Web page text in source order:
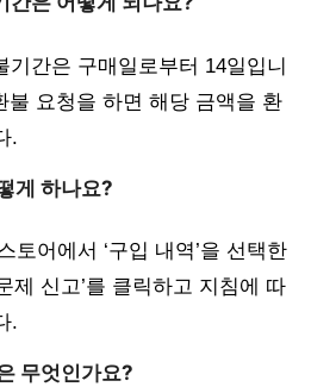
기간은 구매일로부터 14일입니
불 요청을 하면 해당 금액을 환
.
게 하나요?
토어에서 ‘구입 내역’을 선택한
제 신고’를 클릭하고 지침에 따
.
무엇인가요?